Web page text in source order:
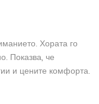
Хората го
Показва, че
и цените комфорта.